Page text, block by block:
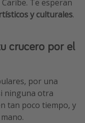
Te esperan
y culturales.
crucero por el
por una
ninguna otra
tan poco tiempo, y